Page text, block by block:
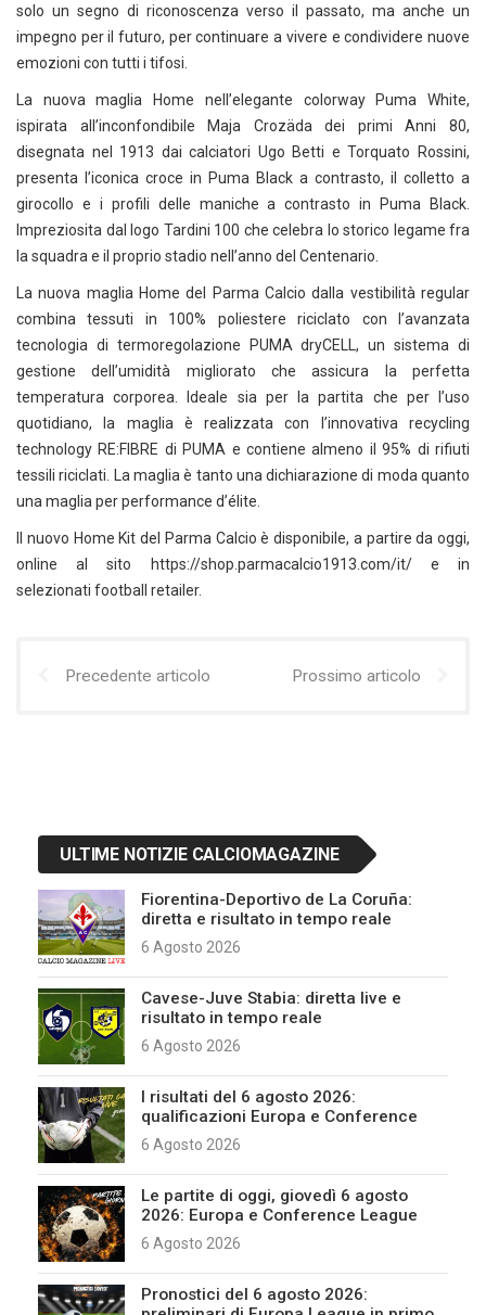
solo un segno di riconoscenza verso il passato, ma anche un
impegno per il futuro, per continuare a vivere e condividere nuove
emozioni con tutti i tifosi.
La nuova maglia Home nell’elegante colorway Puma White,
ispirata all’inconfondibile Maja Crozäda dei primi Anni 80,
disegnata nel 1913 dai calciatori Ugo Betti e Torquato Rossini,
presenta l’iconica croce in Puma Black a contrasto, il colletto a
girocollo e i profili delle maniche a contrasto in Puma Black.
Impreziosita dal logo Tardini 100 che celebra lo storico legame fra
la squadra e il proprio stadio nell’anno del Centenario.
La nuova maglia Home del Parma Calcio dalla vestibilità regular
combina tessuti in 100% poliestere riciclato con l’avanzata
tecnologia di termoregolazione PUMA dryCELL, un sistema di
gestione dell’umidità migliorato che assicura la perfetta
temperatura corporea. Ideale sia per la partita che per l’uso
quotidiano, la maglia è realizzata con l’innovativa recycling
technology RE:FIBRE di PUMA e contiene almeno il 95% di rifiuti
tessili riciclati. La maglia è tanto una dichiarazione di moda quanto
una maglia per performance d’élite.
Il nuovo Home Kit del Parma Calcio è disponibile, a partire da oggi,
online al sito https://shop.parmacalcio1913.com/it/ e in
selezionati football retailer.
Precedente articolo Prossimo articolo
ULTIME NOTIZIE CALCIOMAGAZINE
Fiorentina-Deportivo de La Coruña:
diretta e risultato in tempo reale
6 Agosto 2026
Cavese-Juve Stabia: diretta live e
risultato in tempo reale
6 Agosto 2026
I risultati del 6 agosto 2026:
qualificazioni Europa e Conference
6 Agosto 2026
Le partite di oggi, giovedì 6 agosto
2026: Europa e Conference League
6 Agosto 2026
Pronostici del 6 agosto 2026: